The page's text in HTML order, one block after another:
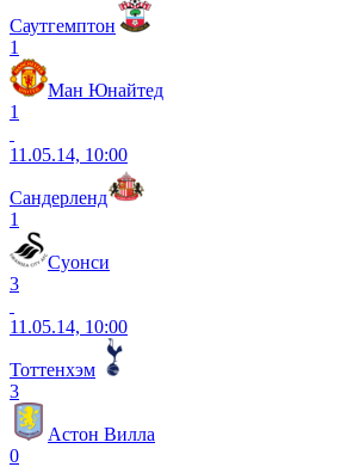
Саутгемптон
1
Ман Юнайтед
1
11.05.14, 10:00
Сандерленд
1
Суонси
3
11.05.14, 10:00
Тоттенхэм
3
Астон Вилла
0